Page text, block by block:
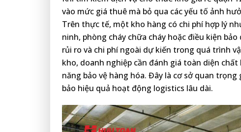
vào mức giá thuê mà bỏ qua các yếu tố ảnh
Trên thực tế, một kho hàng có chi phí hợp lý
ninh, phòng cháy chữa cháy hoặc điều kiện
rủi ro và chi phí ngoài dự kiến trong quá trình
kho, doanh nghiệp cần đánh giá toàn diện
năng bảo vệ hàng hóa. Đây là cơ sở quan
bảo hiệu quả hoạt động logistics lâu dài.